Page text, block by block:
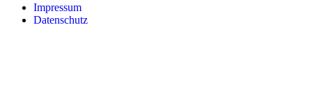
Impressum
Datenschutz